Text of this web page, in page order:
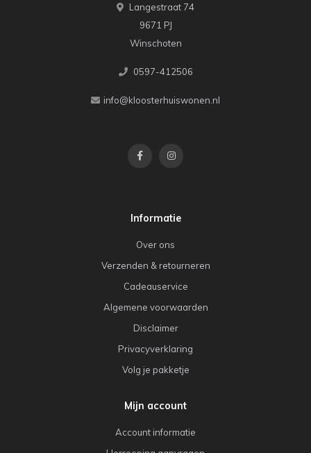
Langestraat 74
9671 PJ
Winschoten
0597-412506
info@kloosterhuiswonen.nl
Informatie
Over ons
Verzenden & retourneren
Cadeauservice
Algemene voorwaarden
Disclaimer
Privacyverklaring
Volg je pakketje
Mijn account
Account informatie